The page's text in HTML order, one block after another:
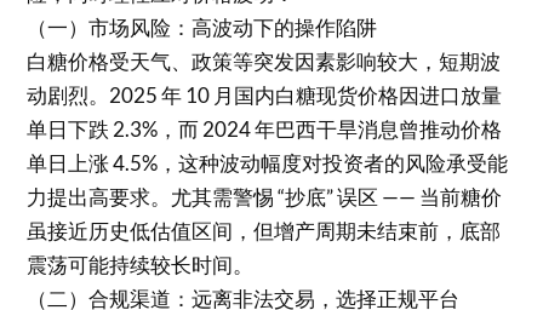
（一）市场风险：高波动下的操作陷阱
白糖价格受天气、政策等突发因素影响较大，短期波
动剧烈。2025 年 10 月国内白糖现货价格因进口放量
单日下跌 2.3%，而 2024 年巴西干旱消息曾推动价格
单日上涨 4.5%，这种波动幅度对投资者的风险承受能
力提出高要求。尤其需警惕 “抄底” 误区 —— 当前糖价
虽接近历史低估值区间，但增产周期未结束前，底部
震荡可能持续较长时间。
（二）合规渠道：远离非法交易，选择正规平台